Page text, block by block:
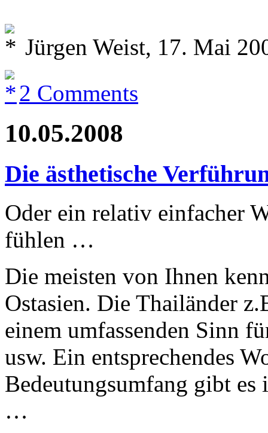
Jürgen Weist, 17. Mai
2 Comments
10.05.2008
Die ästhetische
Oder ein relativ einfacher
fühlen …
Die meisten von Ihnen
Ostasien. Die Thailänder
einem umfassenden Sinn
usw. Ein entsprechendes
Bedeutungsumfang gibt es
…